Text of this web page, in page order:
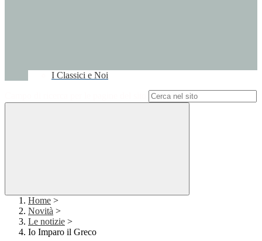
I Classici e Noi
Home >
Novità >
Le notizie >
Io Imparo il Greco